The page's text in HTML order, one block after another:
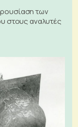
των
στους αναλυτές